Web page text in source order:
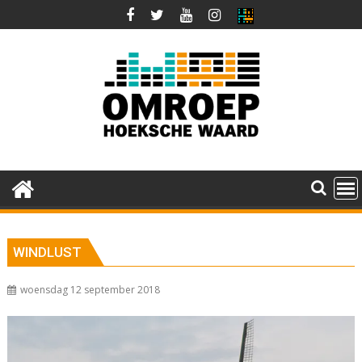
naar
WINDLUST
woensdag 12 september 2018